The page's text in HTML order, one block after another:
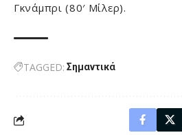
Γκνάμπρι (80′ Μίλερ).
TAGGED: Σημαντικά